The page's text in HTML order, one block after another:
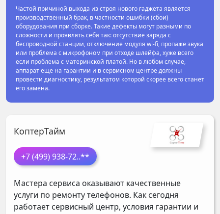
Частой причиной выхода из строя нового гаджета является
производственный брак, в частности ошибки (сбои)
оборудования при сборке. Такие дефекты могут разными по
сложности и проявлять себя так: отсутствие заряда с
беспроводной станции, отключение модуля wi-fi, пропаже звука
или проблема с микрофоном при отходе шлейфа, хуже всего
если проблема с материнской платой. Но в любом случае,
аппарат еще на гарантии и в сервисном центре должны
провести диагностику, результатом которой скорее всего станет
его замена.
КоптерТайм
+7 (499) 938-72..**
Мастера сервиса оказывают качественные
услуги по ремонту телефонов. Как сегодня
работает сервисный центр, условия гарантии и